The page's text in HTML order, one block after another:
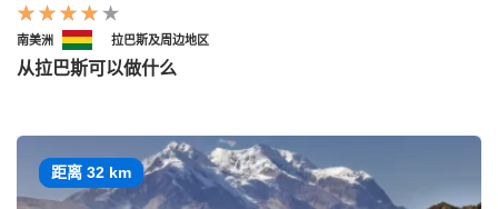
南美洲 拉巴斯及周边地区
从拉巴斯可以做什么
距离 32 km